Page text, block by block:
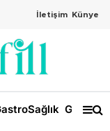
İletişim Künye